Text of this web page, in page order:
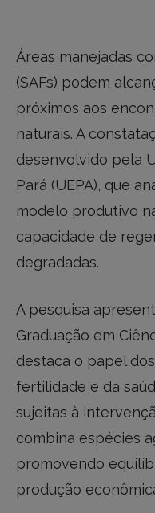
Áreas manejadas
(SAFs) podem
próximos aos
naturais. A
desenvolvido pela
Pará (UEPA), que
modelo produtivo
capacidade de
degradadas.
A pesquisa
Graduação em
destaca o papel
fertilidade e da
sujeitas à
combina espécies
promovendo
produção